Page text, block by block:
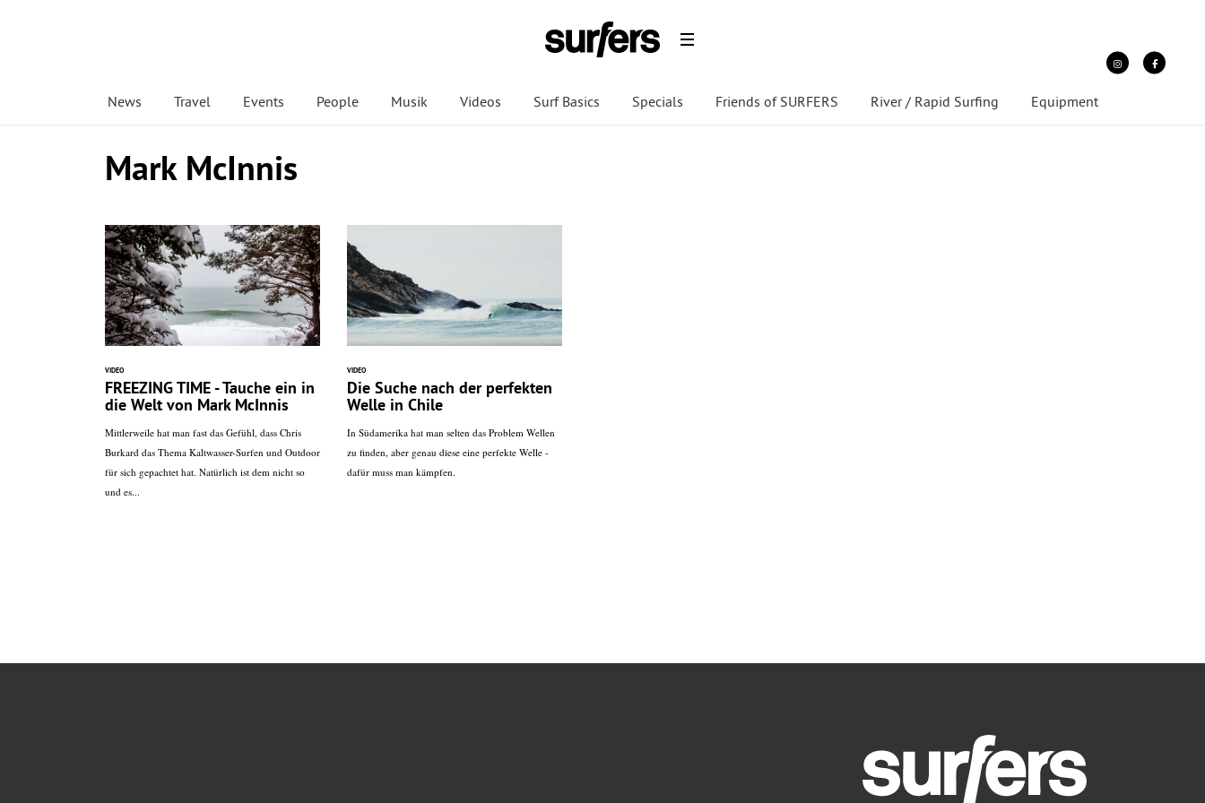
News Travel Events People Musik Videos Surf Basics Specials Friends of SURFERS River / Rapid Surfing Equipment
Mark McInnis
VIDEO
FREEZING TIME - Tauche ein in
die Welt von Mark McInnis
Mittlerweile hat man fast das Gefühl, dass Chris
Burkard das Thema Kaltwasser-Surfen und Outdoor
für sich gepachtet hat. Natürlich ist dem nicht so
und es...
VIDEO
Die Suche nach der perfekten
Welle in Chile
In Südamerika hat man selten das Problem Wellen
zu finden, aber genau diese eine perfekte Welle -
dafür muss man kämpfen.